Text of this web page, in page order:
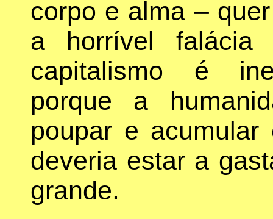
corpo e alma –
a horrível falácia
capitalismo é
porque a
poupar e acumular
deveria estar a
grande.